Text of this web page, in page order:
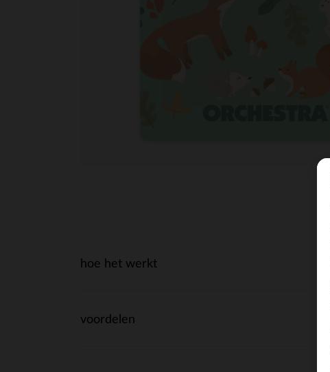
hoe het werkt
voordelen